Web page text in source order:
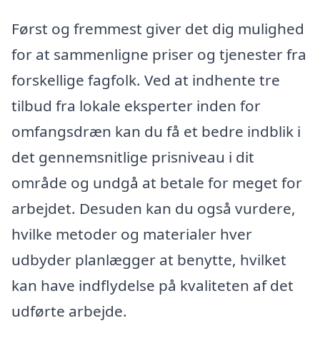
Først og fremmest giver det dig mulighed
for at sammenligne priser og tjenester fra
forskellige fagfolk. Ved at indhente tre
tilbud fra lokale eksperter inden for
omfangsdræn kan du få et bedre indblik i
det gennemsnitlige prisniveau i dit
område og undgå at betale for meget for
arbejdet. Desuden kan du også vurdere,
hvilke metoder og materialer hver
udbyder planlægger at benytte, hvilket
kan have indflydelse på kvaliteten af det
udførte arbejde.